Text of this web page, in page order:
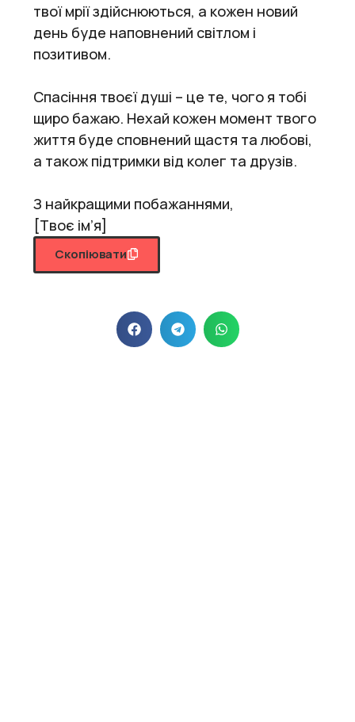
твої мрії здійснюються, а кожен новий
день буде наповнений світлом і
позитивом.
Спасіння твоєї душі – це те, чого я тобі
щиро бажаю. Нехай кожен момент твого
життя буде сповнений щастя та любові,
а також підтримки від колег та друзів.
З найкращими побажаннями,
[Твоє ім’я]
Скопіювати